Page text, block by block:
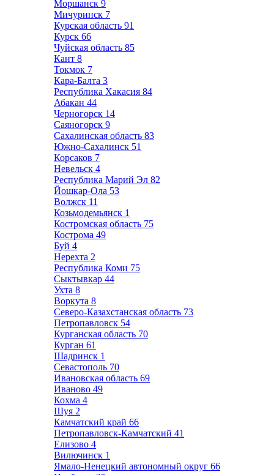
Моршанск 9
Мичуринск 7
Курская область 91
Курск 66
Чуйская область 85
Кант 8
Токмок 7
Кара-Балта 3
Республика Хакасия 84
Абакан 44
Черногорск 14
Саяногорск 9
Сахалинская область 83
Южно-Сахалинск 51
Корсаков 7
Невельск 4
Республика Марий Эл 82
Йошкар-Ола 53
Волжск 11
Козьмодемьянск 1
Костромская область 75
Кострома 49
Буй 4
Нерехта 2
Республика Коми 75
Сыктывкар 44
Ухта 8
Воркута 8
Северо-Казахстанская область 73
Петропавловск 54
Курганская область 70
Курган 61
Шадринск 1
Севастополь 70
Ивановская область 69
Иваново 49
Кохма 4
Шуя 2
Камчатский край 66
Петропавловск-Камчатский 41
Елизово 4
Вилючинск 1
Ямало-Ненецкий автономный округ 66